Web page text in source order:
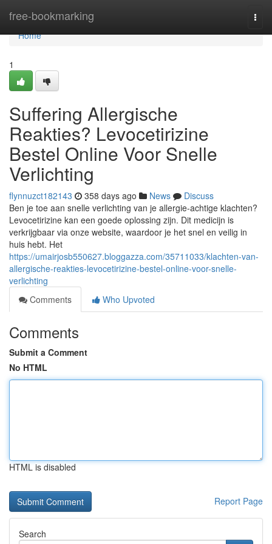
free-bookmarking
Home
Home
1
Suffering Allergische
Reakties? Levocetirizine
Bestel Online Voor Snelle
Verlichting
flynnuzct182143 358 days ago News
Discuss
Ben je toe aan snelle verlichting van je allergie-achtige klachten?
Levocetirizine kan een goede oplossing zijn. Dit medicijn is
verkrijgbaar via onze website, waardoor je het snel en veilig in
huis hebt. Het
https://umairjosb550627.bloggazza.com/35711033/klachten-van-
allergische-reakties-levocetirizine-bestel-online-voor-snelle-
verlichting
Comments
Who Upvoted
Comments
Submit a Comment
No HTML
HTML is disabled
Report Page
Search